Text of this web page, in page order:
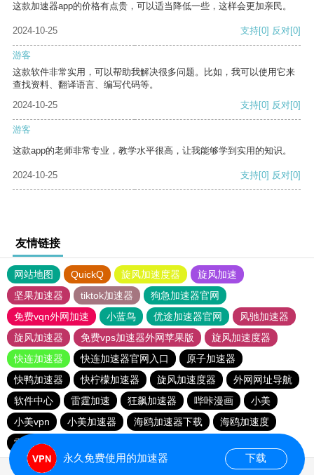
这款加速器app的价格有点贵，可以适当降低一些，这样会更加亲民。
2024-10-25 支持[0] 反对[0]
游客
这款软件非常实用，可以帮助我解决很多问题。比如，我可以使用它来
查找资料、翻译语言、编写代码等。
2024-10-25
支持[0] 反对[0]
游客
这款app的老师非常专业，教学水平很高，让我能够学到实用的知识。
2024-10-25 支持[0] 反对[0]
友情链接
网站地图 QuickQ 旋风加速度器
旋风加速
坚果加速器
tiktok加速器
狗急加速器官网
免费vqn外网加速
小蓝鸟 优途加速器官网
风驰加速器
旋风加速器
免费vps加速器外网苹果版
旋风加速度器
快连加速器
快连加速器官网入口
原子加速器
快鸭加速器
快柠檬加速器 旋风加速度器
外网网址导航
软件中心
雷霆加速 狂飙加速器 哔咔漫画
小美
小美vpn
小美加速器 海鸥加速器下载
海鸥加速度
雷霆加速下载
永久免费使用的加速器 下载